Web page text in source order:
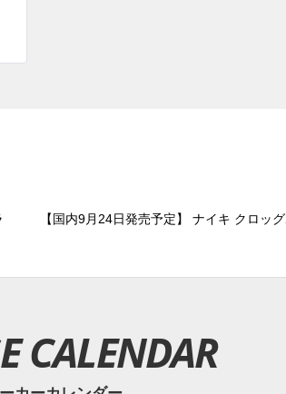
【国内9月24日発売予定】 ナイキ クロッ
CALENDAR